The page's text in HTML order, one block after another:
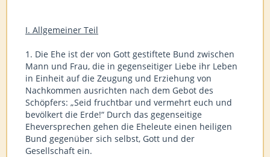
I. Allgemeiner Teil
1. Die Ehe ist der von Gott gestiftete Bund zwischen
Mann und Frau, die in gegenseitiger Liebe ihr Leben
in Einheit auf die Zeugung und Erziehung von
Nachkommen ausrichten nach dem Gebot des
Schöpfers: „Seid fruchtbar und vermehrt euch und
bevölkert die Erde!“ Durch das gegenseitige
Eheversprechen gehen die Eheleute einen heiligen
Bund gegenüber sich selbst, Gott und der
Gesellschaft ein.